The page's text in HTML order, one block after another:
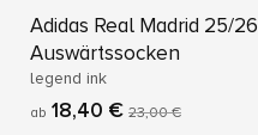
Adidas Real Madrid 25/26
Auswärtssocken
legend ink
ab 18,40 € 23,00 €